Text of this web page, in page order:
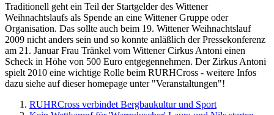
Traditionell geht ein Teil der Startgelder des Wittener
Weihnachtslaufs als Spende an eine Wittener Gruppe oder
Organisation. Das sollte auch beim 19. Wittener Weihnachtslauf
2009 nicht anders sein und so konnte anläßlich der Pressekonferenz
am 21. Januar Frau Tränkel vom Wittener Cirkus Antoni einen
Scheck in Höhe von 500 Euro entgegennehmen. Der Zirkus Antoni
spielt 2010 eine wichtige Rolle beim RURHCross - weitere Infos
dazu siehe auf dieser homepage unter "Veranstaltungen"!
RUHRCross verbindet Bergbaukultur und Sport